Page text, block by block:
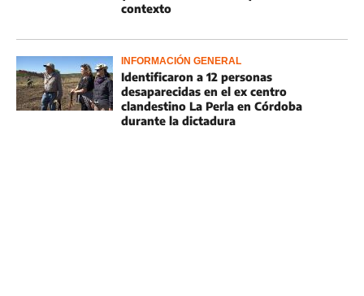
contexto
INFORMACIÓN GENERAL
Identificaron a 12 personas
desaparecidas en el ex centro
clandestino La Perla en Córdoba
durante la dictadura